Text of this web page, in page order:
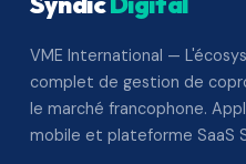
VME International —
complet de gestion de
le marché francophone.
mobile et plateforme SaaS